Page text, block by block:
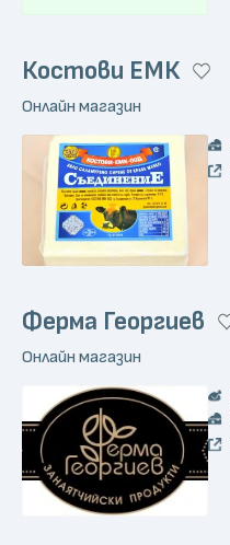
Костови ЕМК
Онлайн магазин
Ферма Георгиев
Онлайн магазин